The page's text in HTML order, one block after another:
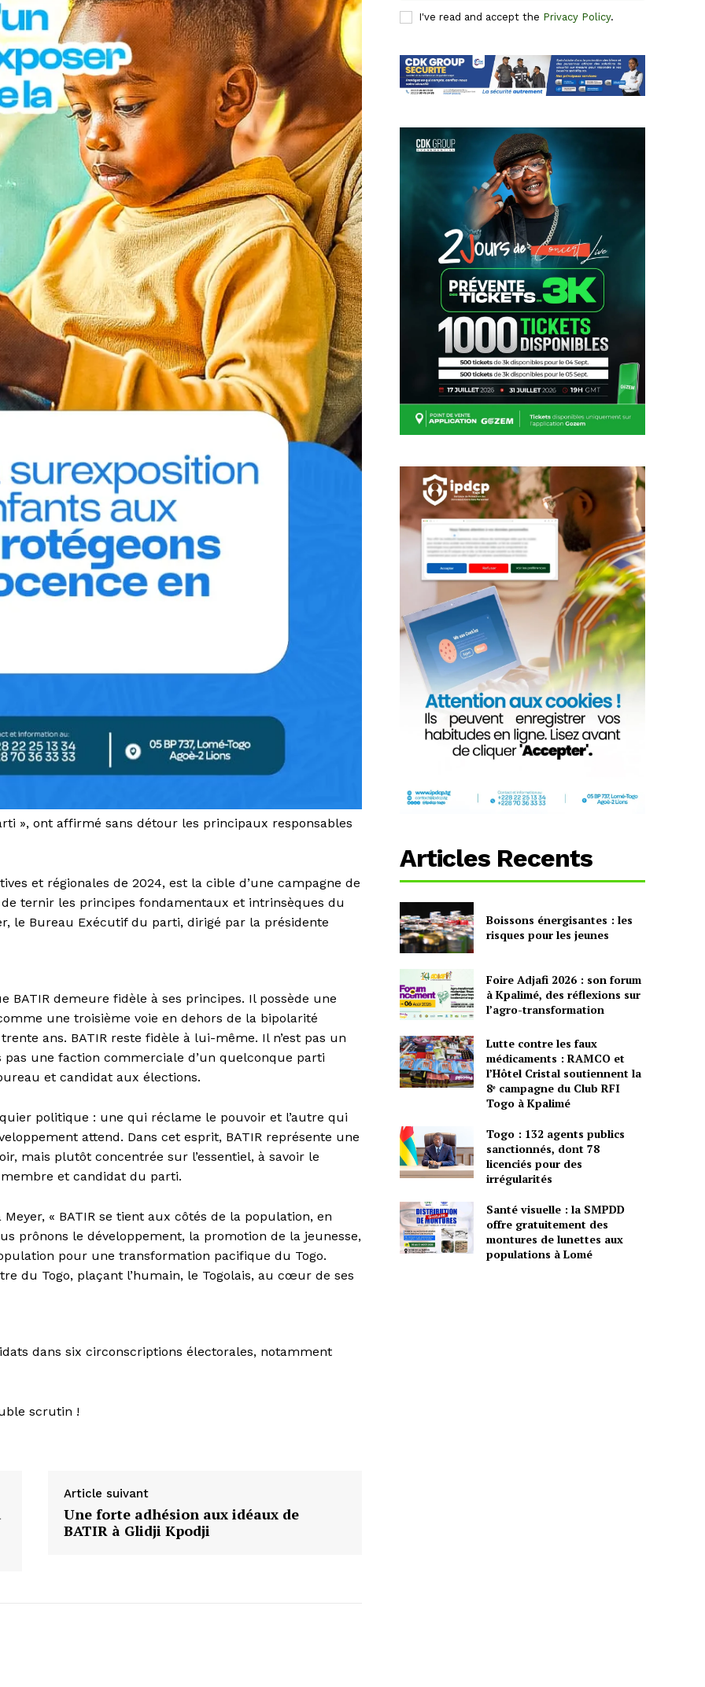
», ont affirmé sans détour les principaux responsables
et régionales de 2024, est la cible d’une campagne de
ternir les principes fondamentaux et intrinsèques du
le Bureau Exécutif du parti, dirigé par la présidente
BATIR demeure fidèle à ses principes. Il possède une
une troisième voie en dehors de la bipolarité
ans. BATIR reste fidèle à lui-même. Il n’est pas un
une faction commerciale d’un quelconque parti
et candidat aux élections.
politique : une qui réclame le pouvoir et l’autre qui
attend. Dans cet esprit, BATIR représente une
mais plutôt concentrée sur l’essentiel, à savoir le
et candidat du parti.
« BATIR se tient aux côtés de la population, en
prônons le développement, la promotion de la jeunesse,
pour une transformation pacifique du Togo.
du Togo, plaçant l’humain, le Togolais, au cœur de ses
dans six circonscriptions électorales, notamment
scrutin !
Article suivant
Une forte adhésion aux idéaux de
BATIR à Glidji Kpodji
I've read and accept the Privacy Policy.
Articles Recents
Boissons énergisantes : les
risques pour les jeunes
Foire Adjafi 2026 : son forum
à Kpalimé, des réflexions sur
l’agro-transformation
Lutte contre les faux
médicaments : RAMCO et
l’Hôtel Cristal soutiennent la
8ᵉ campagne du Club RFI
Togo à Kpalimé
Togo : 132 agents publics
sanctionnés, dont 78
licenciés pour des
irrégularités
Santé visuelle : la SMPDD
offre gratuitement des
montures de lunettes aux
populations à Lomé